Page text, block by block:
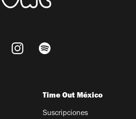
Time Out México
Suscripciones